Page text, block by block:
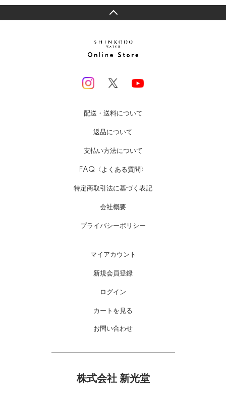
配送・送料について
返品について
支払い方法について
FAQ〈よくある質問〉
特定商取引法に基づく表記
会社概要
プライバシーポリシー
マイアカウント
新規会員登録
ログイン
カートを見る
お問い合わせ
株式会社 新光堂